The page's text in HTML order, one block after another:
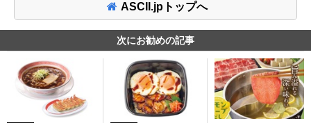
ASCII.jpトップへ
次にお勧めの記事